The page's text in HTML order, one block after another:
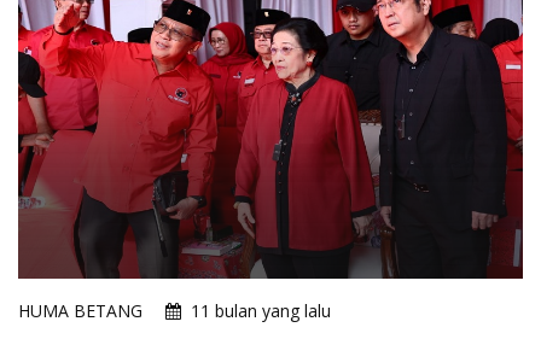
HUMA BETANG
11 bulan yang lalu